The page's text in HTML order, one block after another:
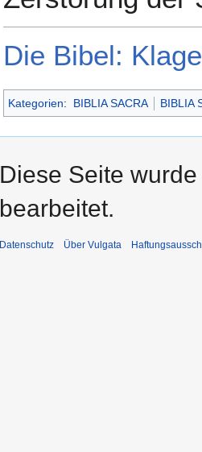
Die Bibel:
Kategorien: BIBLIA SACRA BIBLIA
Diese Seite
bearbeitet.
Datenschutz Über Vulgata